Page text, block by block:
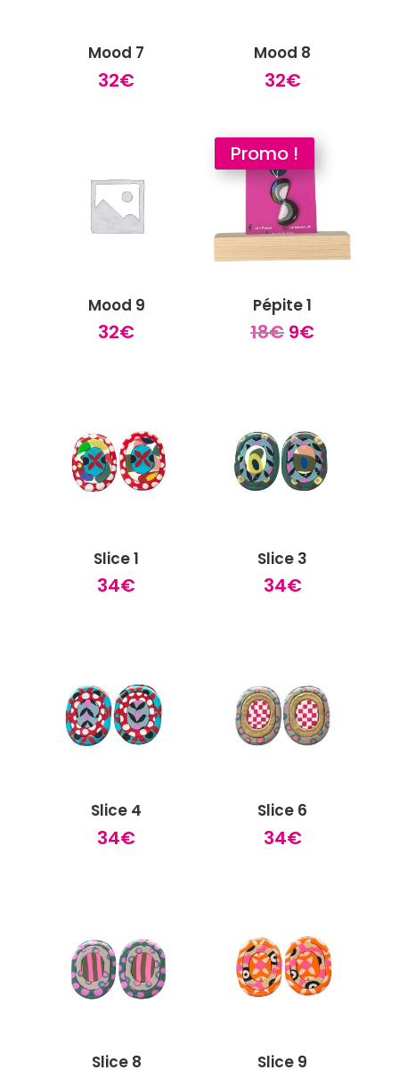
Mood 7
32€
Mood 8
32€
Mood 9
32€
Promo !
Pépite 1
18€ Le
9€Le
Slice 1
34€
Slice 3
34€
Slice 4
34€
Slice 6
34€
Slice 8 Slice 9